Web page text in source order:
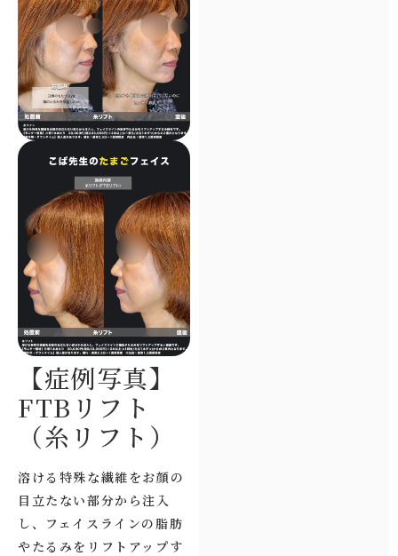
【症例写真】
FTBリフト
（糸リフト）
溶ける特殊な繊維をお顔の
目立たない部分から注入
し、フェイスラインの脂肪
やたるみをリフトアップす